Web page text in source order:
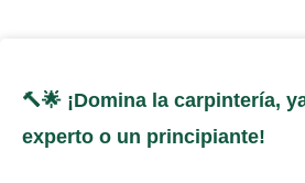
🔨🌟 ¡Domina la carpintería,
experto o un principiante!